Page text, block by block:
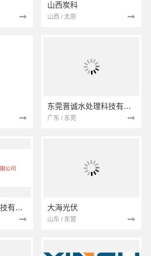
山西炭科
山西 / 太原
东莞晋诚水处理科技有限公司
广东 / 东莞
湖北涢驰新能源科技有限公司 大海光伏
山东 / 东营